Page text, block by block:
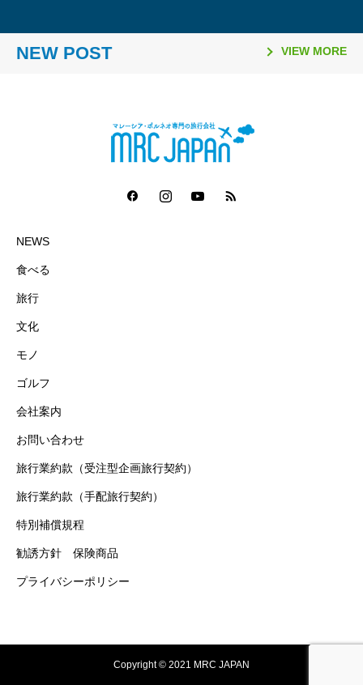
NEW POST VIEW MORE
2026」で2冠達成
マレーシア短期留学モニタ
修が取材紹介されました】
州 「サステナビリティ料
リゾート 休業のお知らせ
（2025年10月1日～）の燃
ェット機運航便 ターミナ
NEWS
食べる
旅行
文化
モノ
ゴルフ
会社案内
お問い合わせ
旅行業約款（受注型企画旅行契約）
旅行業約款（手配旅行契約）
特別補償規程
勧誘方針 保険商品
プライバシーポリシー
Copyright © 2021 MRC JAPAN